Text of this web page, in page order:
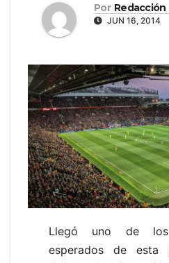
Por Redacción
JUN 16, 2014
Llegó uno de
esperados de esta